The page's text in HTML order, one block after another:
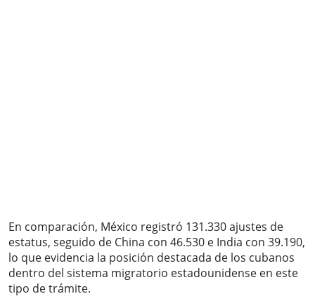
En comparación, México registró 131.330 ajustes de
estatus, seguido de China con 46.530 e India con 39.190,
lo que evidencia la posición destacada de los cubanos
dentro del sistema migratorio estadounidense en este
tipo de trámite.